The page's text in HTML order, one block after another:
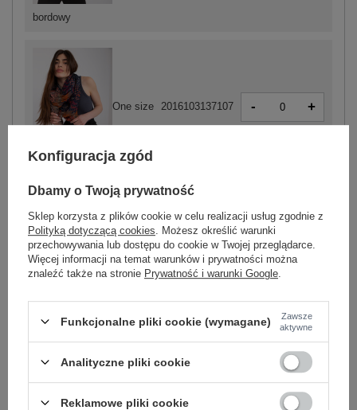
granatowy
One size 2016103137107 - +
ciemny
pomarańczowy
One size 2016103137091 -
bordowy
Konfiguracja zgód
Dbamy o Twoją prywatność
Sklep korzysta z plików cookie w celu realizacji usług zgodnie z
Polityką dotyczącą cookies . Możesz określić warunki
przechowywania lub dostępu do cookie w Twojej przeglądarce.
Więcej informacji na temat warunków i prywatności można
znaleźć także na stronie Prywatność i warunki Google
Funkcjonalne pliki cookie (wymagane)
Zawsze
aktywne
Analityczne pliki cookie
Reklamowe pliki cookie